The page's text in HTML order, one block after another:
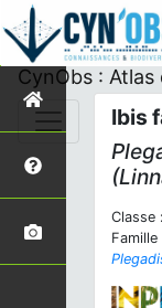
CynObs :
Ibis
Classe :
Famille